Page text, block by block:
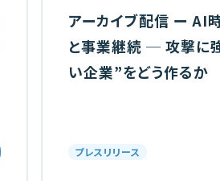
アーカイブ配信 ー AI
と事業継続 ─ 攻撃に
い企業”をどう作るか
プレスリリース